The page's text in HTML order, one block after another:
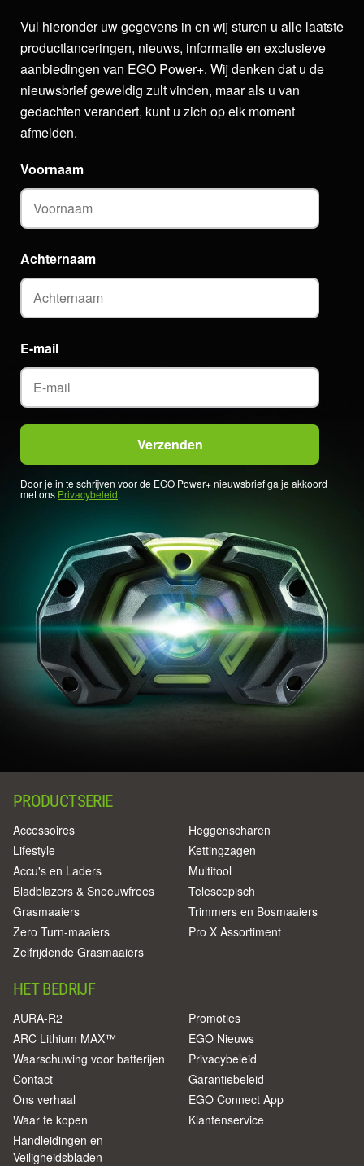
Vul hieronder uw gegevens in en wij sturen u alle laatste
productlanceringen, nieuws, informatie en exclusieve
aanbiedingen van EGO Power+. Wij denken dat u de
nieuwsbrief geweldig zult vinden, maar als u van
gedachten verandert, kunt u zich op elk moment
afmelden.
E-mail
Voornaam
Achternaam
Door je in te schrijven voor de EGO Power+ nieuwsbrief ga je akkoord
met ons Privacybeleid.
PRODUCTSERIE
Accessoires
Lifestyle
Accu's en Laders
Bladblazers & Sneeuwfrees
Grasmaaiers
Zero Turn-maaiers
Zelfrijdende Grasmaaiers
Heggenscharen
Kettingzagen
Multitool
Telescopisch
Trimmers en Bosmaaiers
Pro X Assortiment
HET BEDRIJF
AURA-R2
ARC Lithium MAX™
Waarschuwing voor batterijen
Contact
Ons verhaal
Waar te kopen
Handleidingen en
Veiligheidsbladen
Promoties
EGO Nieuws
Privacybeleid
Garantiebeleid
EGO Connect App
Klantenservice